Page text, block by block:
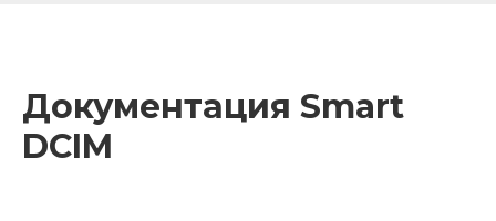
Документация Smart
DCIM